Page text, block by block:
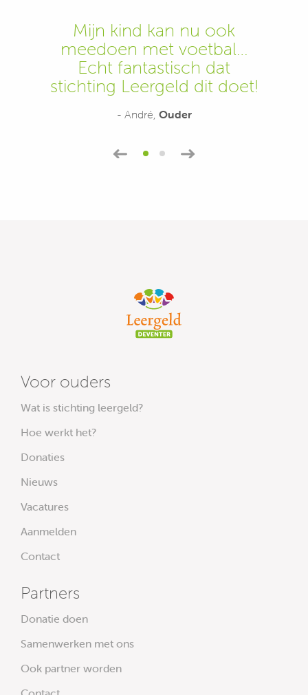
Mijn kind kan nu ook
meedoen met voetbal…
Echt fantastisch dat
stichting Leergeld dit doet!
- André, Ouder
1 2
Voor ouders
Wat is stichting leergeld?
Hoe werkt het?
Donaties
Nieuws
Vacatures
Aanmelden
Contact
Partners
Donatie doen
Samenwerken met ons
Ook partner worden